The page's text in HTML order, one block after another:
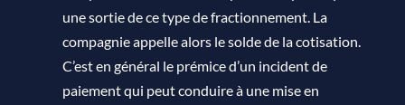
une sortie de ce type de fractionnement. La
compagnie appelle alors le solde de la cotisation.
C’est en général le prémice d’un incident de
paiement qui peut conduire à une mise en